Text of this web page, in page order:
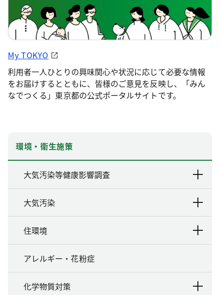
My TOKYO
利用者一人ひとりの興味関心や状況に応じて必要な情報
をお届けするとともに、皆様のご意見を反映し、「みん
なでつくる」東京都の公式ポータルサイトです。
環境・衛生施策
大気汚染等健康影響調査
大気汚染
住環境
アレルギー・花粉症
化学物質対策